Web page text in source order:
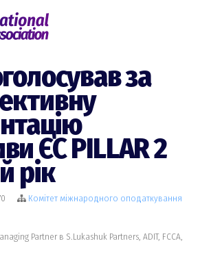
за
ЄС PILLAR 2
рік
Комiтет міжнародного оподаткування
Partner в S.Lukashuk Partners, ADIT, FCCA,